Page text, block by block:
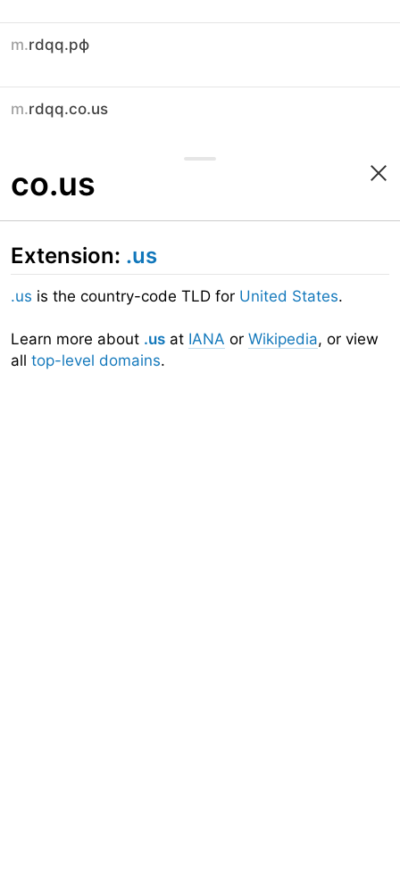
m.rdqq.рф
m.rdqq.co.us
co.us
Extension: .us
.us is the country-code TLD for United States.
Learn more about .us at IANA or Wikipedia, or view
all top-level domains.